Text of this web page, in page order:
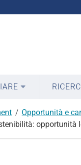
Opportunità e
opportunità